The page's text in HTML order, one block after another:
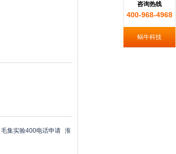
毛集实验400电话申请 淮
咨询热线
400-968-4968
蜗牛科技